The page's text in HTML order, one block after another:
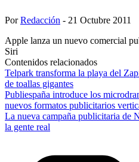
PorRedacción - 21 Octubre 2011
Apple lanza un nuevo comercial
Siri
Contenidos relacionados
Telpark transforma la playa del
de toallas gigantes
Publiespaña introduce los
nuevos formatos publicitarios
La nueva campaña publicitaria de
la gente real